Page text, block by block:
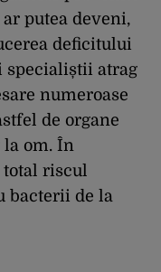
putea deveni,
deficitului
specialiștii atrag
numeroase
de organe
la om. În
riscul
bacterii de la